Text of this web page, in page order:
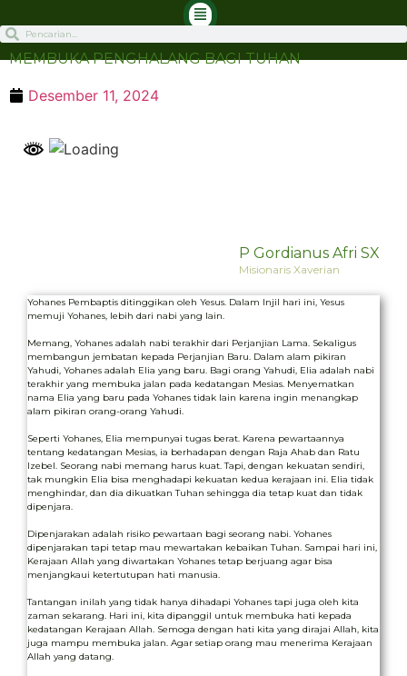
MEMBUKA PENGHALANG BAGI TUHAN
Desember 11, 2024
P Gordianus Afri SX
Misionaris Xaverian
Yohanes Pembaptis ditinggikan oleh Yesus. Dalam Injil hari ini, Yesus
memuji Yohanes, lebih dari nabi yang lain.
Memang, Yohanes adalah nabi terakhir dari Perjanjian Lama. Sekaligus
membangun jembatan kepada Perjanjian Baru. Dalam alam pikiran
Yahudi, Yohanes adalah Elia yang baru. Bagi orang Yahudi, Elia adalah nabi
terakhir yang membuka jalan pada kedatangan Mesias. Menyematkan
nama Elia yang baru pada Yohanes tidak lain karena ingin menangkap
alam pikiran orang-orang Yahudi.
Seperti Yohanes, Elia mempunyai tugas berat. Karena pewartaannya
tentang kedatangan Mesias, ia berhadapan dengan Raja Ahab dan Ratu
Izebel. Seorang nabi memang harus kuat. Tapi, dengan kekuatan sendiri,
tak mungkin Elia bisa menghadapi kekuatan kedua kerajaan ini. Elia tidak
menghindar, dan dia dikuatkan Tuhan sehingga dia tetap kuat dan tidak
dipenjara.
Dipenjarakan adalah risiko pewartaan bagi seorang nabi. Yohanes
dipenjarakan tapi tetap mau mewartakan kebaikan Tuhan. Sampai hari ini,
Kerajaan Allah yang diwartakan Yohanes tetap berjuang agar bisa
menjangkaui ketertutupan hati manusia.
Tantangan inilah yang tidak hanya dihadapi Yohanes tapi juga oleh kita
zaman sekarang. Hari ini, kita dipanggil untuk membuka hati kepada
kedatangan Kerajaan Allah. Semoga dengan hati kita yang dirajai Allah, kita
juga mampu membuka jalan. Agar setiap orang mau menerima Kerajaan
Allah yang datang.